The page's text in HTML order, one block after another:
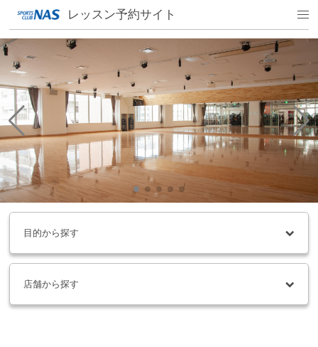
レッスン予約サイト
目的から探す
店舗から探す